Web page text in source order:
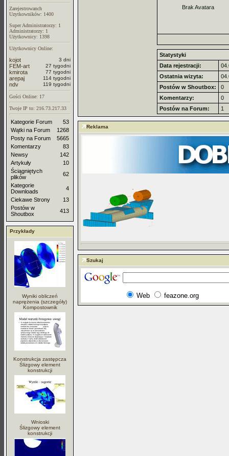
Zarejestrowanch
Uzytkowników: 1400
Super Administratorzy: 1
Administratorzy: 1
Użytkownicy: 1398
Użytkownicy Online:
kojot 3 dni
FEM-art 27 tygodni
kmirota 77 tygodni
arepaj 114 tygodni
ndv 119 tygodni
Gości Online: 17
Twoje IP to: 216.73.217.33
Kategorie Forum
53
Wątki na Forum
1268
Posty na Forum
5665
Komentarzy
83
Newsy
142
Artykuły
10
Ściągniętych
plików
62
Kategorie
Downloads
4
Ciekawe Strony
13
Postów w
Shoutbox
413
Przykłady
Wyniki obliczeń
naprężenia (szczegóły)
Kompostownik
Konstrukcja zastępcza
Ślizgowy element
konstrukcji
Wnioski
Ślizgowy element
konstrukcji
Brak Avatara
Statystyki
Data rejestracji:
Ostatnia wizyta:
Postów w Shoutbox:
0
Komentarzy:
0
Postów na Forum:
1
Reklama
Szukaj
Web feazone.org